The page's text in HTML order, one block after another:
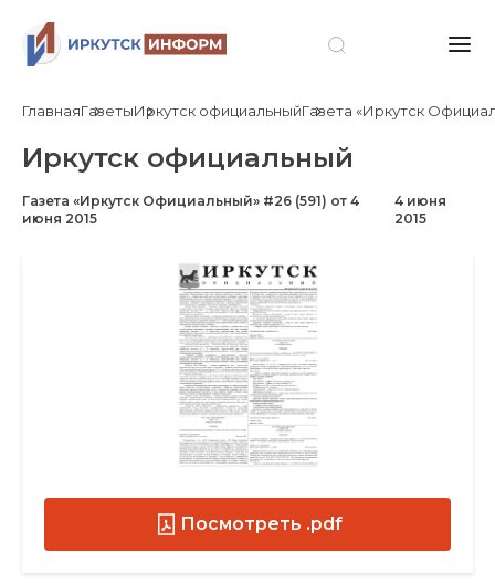
ГлавнаяГазетыИркутск официальныйГазета «Иркутск
Иркутск официальный
Газета «Иркутск Официальный» #26 (591) от 4
июня 2015
4 июня
2015
Посмотреть .pdf